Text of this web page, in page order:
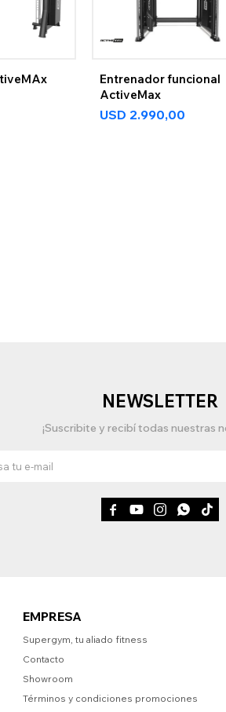
Entrenador funcional
ActiveMax
USD 2.990,00
EMPRESA
Supergym, tu aliado fitness
Contacto
Showroom
Términos y condiciones promociones
NEWSLETTER
¡Suscribite y recibí todas nuestras
    